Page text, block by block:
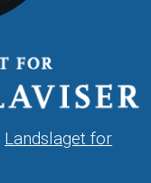
Landslaget for